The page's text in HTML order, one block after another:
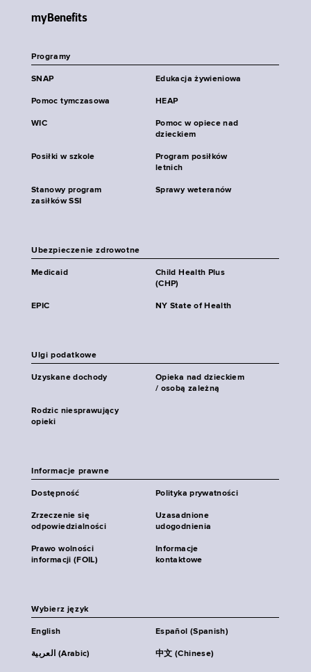
myBenefits
Programy
SNAP Edukacja żywieniowa
Pomoc tymczasowa HEAP
WIC
Pomoc w opiece nad
dzieckiem
Posiłki w szkole
Program posiłków
letnich
Stanowy program
zasiłków SSI
Sprawy weteranów
Ubezpieczenie zdrowotne
Medicaid
Child Health Plus
(CHP)
EPIC NY State of Health
Ulgi podatkowe
Uzyskane dochody
Opieka nad dzieckiem
/ osobą zależną
Rodzic niesprawujący
opieki
Informacje prawne
Dostępność Polityka prywatności
Zrzeczenie się
odpowiedzialności
Uzasadnione
udogodnienia
Prawo wolności
informacji (FOIL)
Informacje
kontaktowe
Wybierz język
English Español (Spanish)
العربية (Arabic) 中文 (Chinese)